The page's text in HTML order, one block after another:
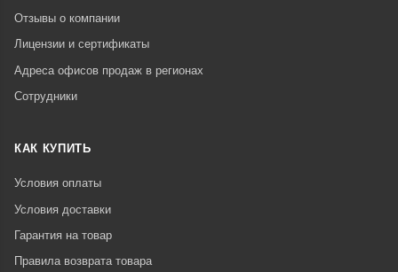
Отзывы о компании
Лицензии и сертификаты
Адреса офисов продаж в регионах
Сотрудники
КАК КУПИТЬ
Условия оплаты
Условия доставки
Гарантия на товар
Правила возврата товара